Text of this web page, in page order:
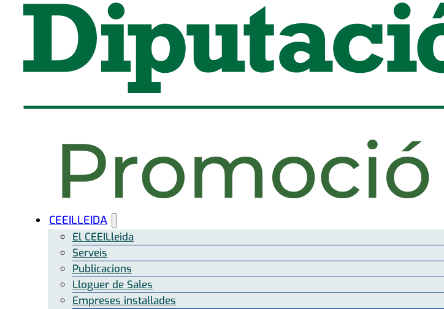
CEEILLEIDA
El CEEILleida
Serveis
Publicacions
Lloguer de Sales
Empreses instal·lades